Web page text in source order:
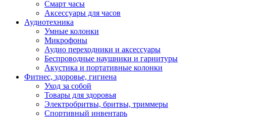
Смарт часы
Аксессуары для часов
Аудиотехника
Умные колонки
Микрофоны
Аудио переходники и аксессуары
Беспроводные наушники и гарнитуры
Акустика и портативные колонки
Фитнес, здоровье, гигиена
Уход за собой
Товары для здоровья
Электробритвы, бритвы, триммеры
Спортивный инвентарь